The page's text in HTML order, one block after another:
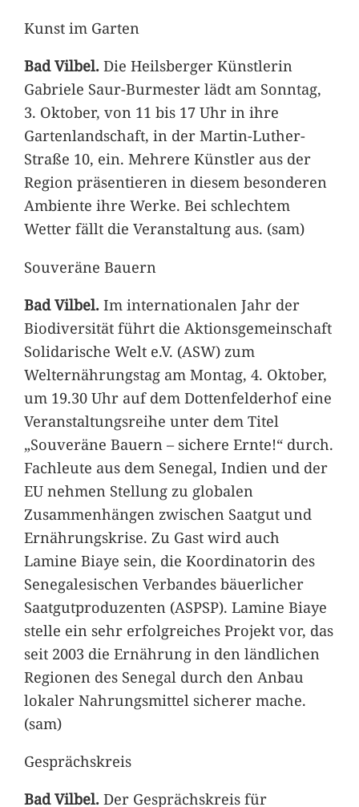
Kunst im Garten
Bad Vilbel.Die Heilsberger Künstlerin
Gabriele Saur-Burmester lädt am Sonntag,
3. Oktober, von 11 bis 17 Uhr in ihre
Gartenlandschaft, in der Martin-Luther-
Straße 10, ein. Mehrere Künstler aus der
Region präsentieren in diesem besonderen
Ambiente ihre Werke. Bei schlechtem
Wetter fällt die Veranstaltung aus. (sam)
Souveräne Bauern
Bad Vilbel.Im internationalen Jahr der
Biodiversität führt die Aktionsgemeinschaft
Solidarische Welt e.V. (ASW) zum
Welternährungstag am Montag, 4. Oktober,
um 19.30 Uhr auf dem Dottenfelderhof eine
Veranstaltungsreihe unter dem Titel
„Souveräne Bauern – sichere Ernte!“ durch.
Fachleute aus dem Senegal, Indien und der
EU nehmen Stellung zu globalen
Zusammenhängen zwischen Saatgut und
Ernährungskrise. Zu Gast wird auch
Lamine Biaye sein, die Koordinatorin des
Senegalesischen Verbandes bäuerlicher
Saatgutproduzenten (ASPSP). Lamine Biaye
stelle ein sehr erfolgreiches Projekt vor, das
seit 2003 die Ernährung in den ländlichen
Regionen des Senegal durch den Anbau
lokaler Nahrungsmittel sicherer mache.
(sam)
Gesprächskreis
Bad Vilbel.Der Gesprächskreis für